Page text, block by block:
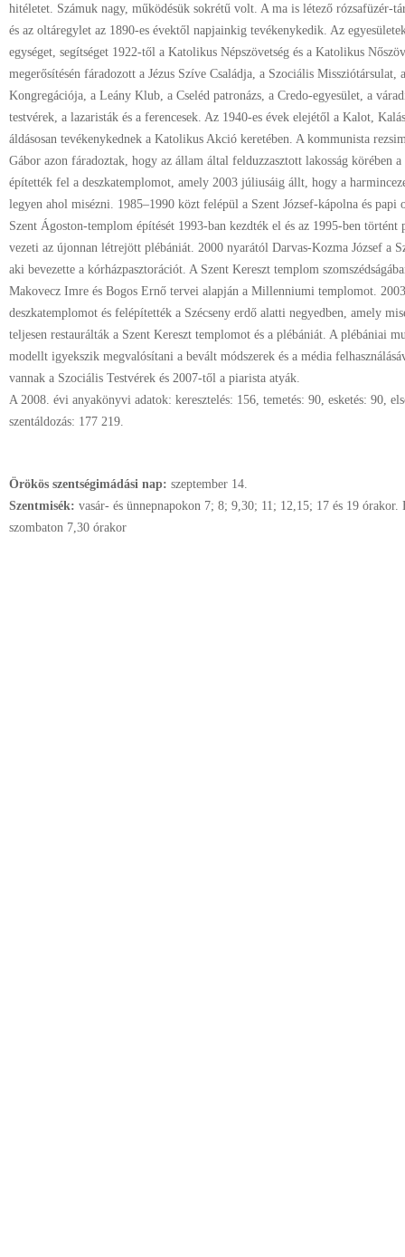
hitéletet. Számuk nagy, működésük sokrétű volt. A ma is létező rózsafüzér-
és az oltáregylet az 1890-es évektől napjainkig tevékenykedik. Az
egységet, segítséget 1922-től a Katolikus Népszövetség és a Katolikus
megerősítésén fáradozott a Jézus Szíve Családja, a Szociális
Kongregációja, a Leány Klub, a Cseléd patronázs, a Credo-egyesület, a
testvérek, a lazaristák és a ferencesek. Az 1940-es évek elejétől a Kalot,
áldásosan tevékenykednek a Katolikus Akció keretében. A kommunista
Gábor azon fáradoztak, hogy az állam által felduzzasztott lakosság körében
építették fel a deszkatemplomot, amely 2003 júliusáig állt, hogy a
legyen ahol misézni. 1985–1990 közt felépül a Szent József-kápolna és papi
Szent Ágoston-templom építését 1993-ban kezdték el és az 1995-ben történt
vezeti az újonnan létrejött plébániát. 2000 nyarától Darvas-Kozma József a
aki bevezette a kórházpasztorációt. A Szent Kereszt templom
Makovecz Imre és Bogos Ernő tervei alapján a Millenniumi templomot.
deszkatemplomot és felépítették a Szécseny erdő alatti negyedben, amely
teljesen restaurálták a Szent Kereszt templomot és a plébániát. A plébániai
modellt igyekszik megvalósítani a bevált módszerek és a média
vannak a Szociális Testvérek és 2007-től a piarista atyák.
A 2008. évi anyakönyvi adatok: keresztelés: 156, temetés: 90, esketés: 90,
szentáldozás: 177 219.
Örökös szentségimádási nap: szeptember 14.
Szentmisék: vasár- és ünnepnapokon 7; 8; 9,30; 11; 12,15; 17 és 19
szombaton 7,30 órakor